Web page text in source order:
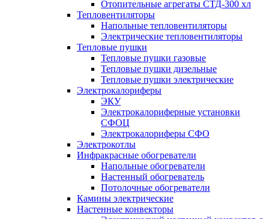
Отопительные агрегаты СТД-300 хл
Тепловентиляторы
Напольные тепловентиляторы
Электрические тепловентиляторы
Тепловые пушки
Тепловые пушки газовые
Тепловые пушки дизельные
Тепловые пушки электрические
Электрокалориферы
ЭКУ
Электрокалориферные установки
СФОЦ
Электрокалориферы СФО
Электрокотлы
Инфракрасные обогреватели
Напольные обогреватели
Настенный обогреватель
Потолочные обогреватели
Камины электрические
Настенные конвекторы